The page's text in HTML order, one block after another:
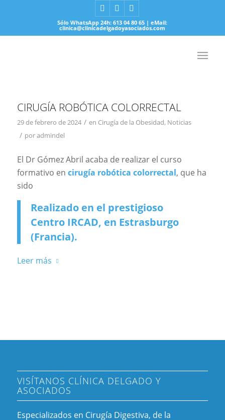
Sólo WhatsApp 24h: 613 04 80 65 | eMail:
clinica@clinicadelgadoyasociados.com
CIRUGÍA ROBÓTICA COLORRECTAL
29 de febrero de 2024 / en Cirugía de la Obesidad, Noticias
/ poradmindel
El Dr Gómez Abril acaba de realizar el curso
formativo en cirugía robótica colorrectal, que ha
sido
Realizado en el prestigioso
Centro IRCAD, en Estrasburgo
(Francia).
Leer más
VISÍTANOS CLÍNICA DELGADO Y
ASOCIADOS
Especializados en Cirugía Digestiva, de la